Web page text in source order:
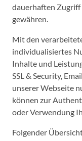
dauerhaften Zugriff
gewähren.
Mit den
individualisiertes
Inhalte und
SSL & Security,
unserer Webseite
können zur
oder Verwendung
Folgender